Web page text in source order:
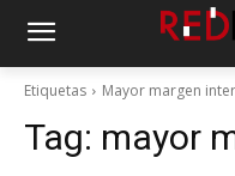
Etiquetas Mayor margen
Tag: mayor